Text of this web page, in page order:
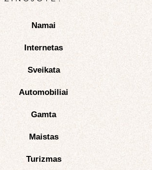
Namai
Internetas
Sveikata
Automobiliai
Gamta
Maistas
Turizmas